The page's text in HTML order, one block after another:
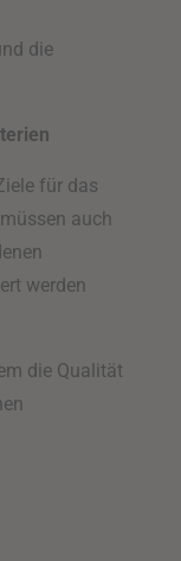
die
für das
auch
werden
die Qualität